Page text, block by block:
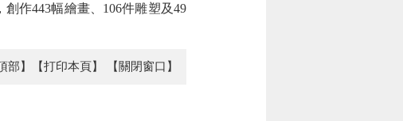
作443幅繪畫、106件雕塑及49
部】 【打印本頁】 【關閉窗口】